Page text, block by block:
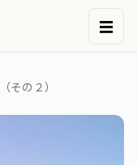
☰
その２）